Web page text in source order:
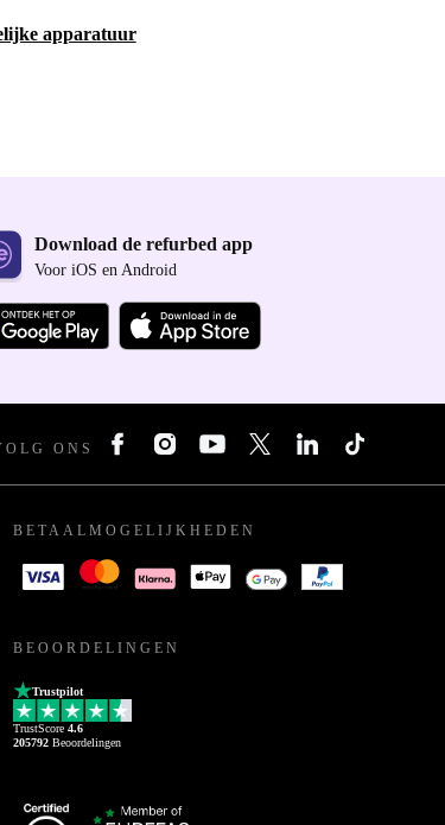
apparatuur
Download de refurbed app
Voor iOS en Android
ONS
BETAALMOGELIJKHEDEN
BEOORDELINGEN
Trustpilot
TrustScore 4.6
205792 Beoordelingen